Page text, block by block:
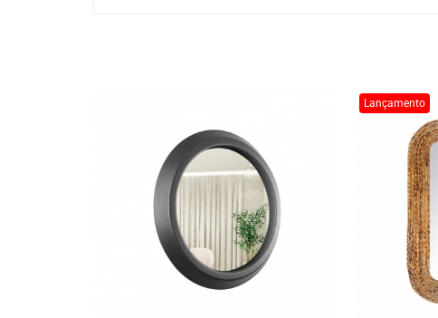
Lançamento